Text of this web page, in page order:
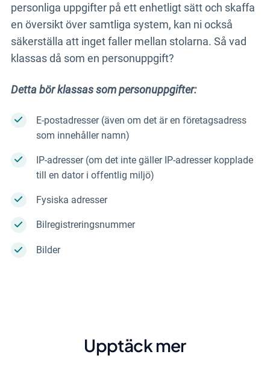
personliga uppgifter på ett enhetligt sätt och skaffa
en översikt över samtliga system, kan ni också
säkerställa att inget faller mellan stolarna. Så vad
klassas då som en personuppgift?
Detta bör klassas som personuppgifter:
E-postadresser (även om det är en företagsadress
som innehåller namn)
IP-adresser (om det inte gäller IP-adresser kopplade
till en dator i offentlig miljö)
Fysiska adresser
Bilregistreringsnummer
Bilder
Upptäck mer